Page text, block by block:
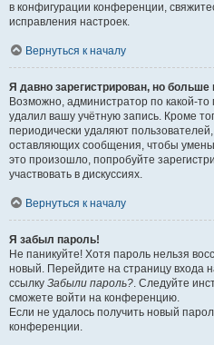
в конфигурации конференции,
исправления настроек.
Вернуться к началу
Я давно зарегистрирован, но больше
Возможно, администратор по какой-то
удалил вашу учётную запись. Кроме
периодически удаляют
оставляющих сообщения, чтобы
это произошло, попробуйте
участвовать в дискуссиях.
Вернуться к началу
Я забыл пароль!
Не паникуйте! Хотя пароль нельзя
новый. Перейдите на страницу входа
ссылку Забыли пароль?. Следуйте
сможете войти на конференцию.
Если не удалось получить новый
конференции.